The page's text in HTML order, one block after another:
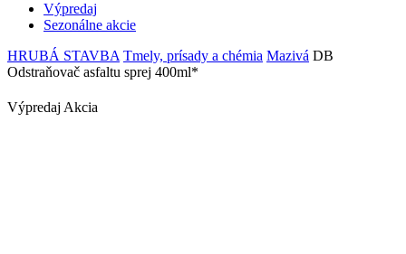
Výpredaj
Sezonálne akcie
HRUBÁ STAVBA Tmely, prísady a chémia Mazivá DB
Odstraňovač asfaltu sprej 400ml*
Výpredaj Akcia